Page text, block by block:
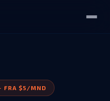
FRA $5/MND